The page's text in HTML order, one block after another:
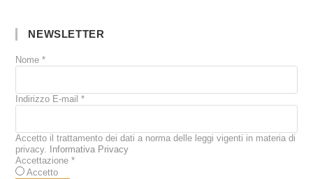
NEWSLETTER
Nome*
Indirizzo E-mail*
Accetto il trattamento dei dati a norma delle leggi vigenti in materia di
privacy.
Informativa Privacy
Accettazione*
Accetto